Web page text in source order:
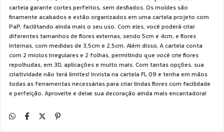
cartela garante cortes perfeitos, sem desfiados. Os moldes são
finamente acabados e estão organizados em uma cartela projeto com
PaP, facilitando ainda mais o seu uso. Com eles, você poderá criar
diferentes tamanhos de flores externas, sendo 5cm e 4cm, e flores
internas, com medidas de 3,5cm e 2,5cm. Além disso, A cartela conta
com 2 miolos irregulares e 2 folhas, permitindo que você crie flores
repolhudas, em 3D, aplicações e muito mais. Com tantas opções, sua
criatividade não terá limites! Invista na cartela FL 09 e tenha em mãos
todas as ferramentas necessárias para criar lindas flores com facilidade
e perfeição. Aproveite e deixe sua decoração ainda mais encantadora!